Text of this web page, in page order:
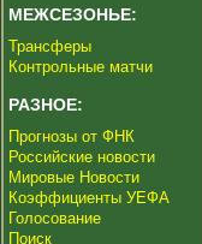
МЕЖСЕЗОНЬЕ:
Трансферы
Контрольные матчи
РАЗНОЕ:
Прогнозы от ФНК
Российские новости
Мировые Новости
Коэффициенты УЕФА
Голосование
Поиск